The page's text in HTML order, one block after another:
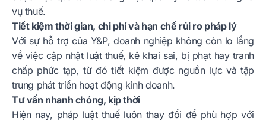
vụ thuế.
Tiết kiệm thời gian, chi phí và hạn chế rủi ro pháp lý
Với sự hỗ trợ của Y&P, doanh nghiệp không còn lo lắng
về việc cập nhật luật thuế, kê khai sai, bị phạt hay tranh
chấp phức tạp, từ đó tiết kiệm được nguồn lực và tập
trung phát triển hoạt động kinh doanh.
Tư vấn nhanh chóng, kịp thời
Hiện nay, pháp luật thuế luôn thay đổi để phù hợp với